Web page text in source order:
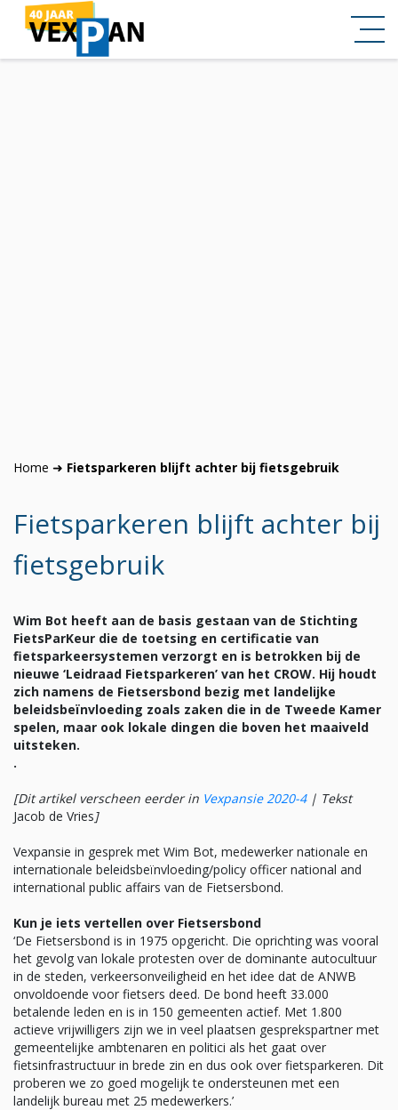
Home ➜ Fietsparkeren blijft achter bij fietsgebruik
Fietsparkeren blijft achter bij
fietsgebruik
Wim Bot heeft aan de basis gestaan van de Stichting
FietsParKeur die de toetsing en certificatie van
fietsparkeersystemen verzorgt en is betrokken bij de
nieuwe ‘Leidraad Fietsparkeren’ van het CROW. Hij houdt
zich namens de Fietsersbond bezig met landelijke
beleidsbeïnvloeding zoals zaken die in de Tweede Kamer
spelen, maar ook lokale dingen die boven het maaiveld
uitsteken.
.
[Dit artikel verscheen eerder in Vexpansie 2020-4| Tekst
Jacob de Vries]
Vexpansie in gesprek met Wim Bot, medewerker nationale en
internationale beleidsbeïnvloeding/policy officer national and
international public affairs van de Fietsersbond.
Kun je iets vertellen over Fietsersbond
‘De Fietsersbond is in 1975 opgericht. Die oprichting was vooral
het gevolg van lokale protesten over de dominante autocultuur
in de steden, verkeersonveiligheid en het idee dat de ANWB
onvoldoende voor fietsers deed. De bond heeft 33.000
betalende leden en is in 150 gemeenten actief. Met 1.800
actieve vrijwilligers zijn we in veel plaatsen gesprekspartner met
gemeentelijke ambtenaren en politici als het gaat over
fietsinfrastructuur in brede zin en dus ook over fietsparkeren. Dit
proberen we zo goed mogelijk te ondersteunen met een
landelijk bureau met 25 medewerkers.’